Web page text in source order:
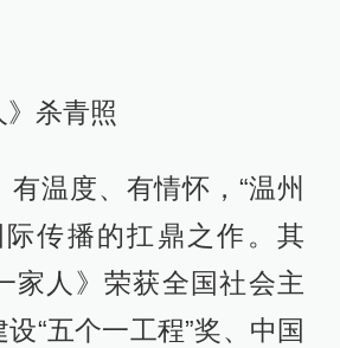
》杀青照
有温度、有情怀，“温州
际传播的扛鼎之作。其
家人》荣获全国社会主
“五个一工程”奖、中国